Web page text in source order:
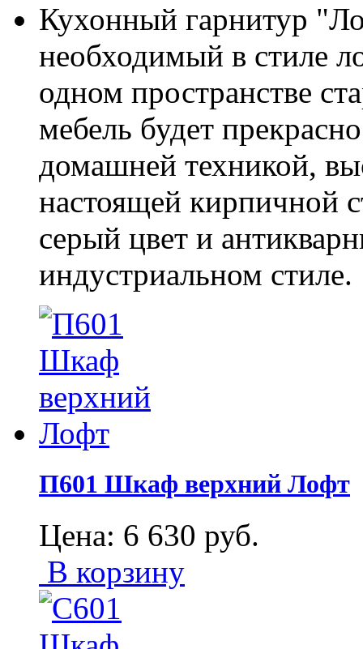
Кухонный гарнитур
необходимый в стиле
одном пространстве
мебель будет
домашней техникой,
настоящей кирпичной
серый цвет и
индустриальном стиле.
П601 Шкаф верхний Лофт
Цена: 6 630 руб.
В корзину